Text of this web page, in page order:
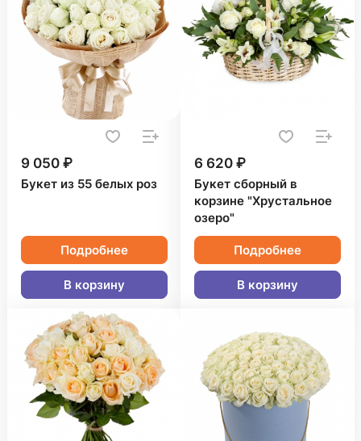
9 050 ₽
Букет из 55 белых роз
Подробнее
В корзину
6 620 ₽
Букет сборный в
корзине "Хрустальное
озеро"
Подробнее
В корзину